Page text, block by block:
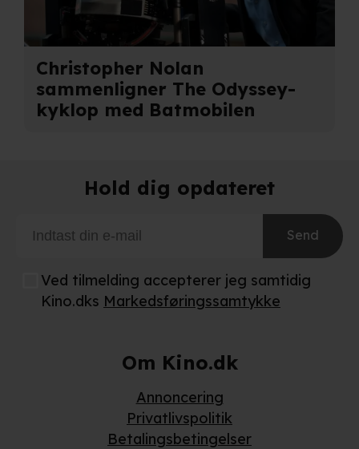
Christopher Nolan
sammenligner The Odyssey-
kyklop med Batmobilen
Hold dig opdateret
Send
Ved tilmelding accepterer jeg samtidig
Kino.dks Markedsføringssamtykke
Om Kino.dk
Annoncering
Privatlivspolitik
Betalingsbetingelser